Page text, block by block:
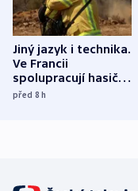
Jiný jazyk i technika.
Ve Francii
spolupracují hasiči z
různých zemí
před 8h